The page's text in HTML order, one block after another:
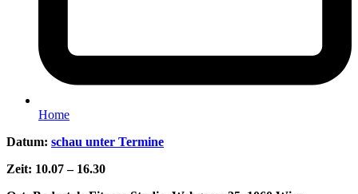
Home
Datum: schau unter Termine
Zeit: 10.07 – 16.30